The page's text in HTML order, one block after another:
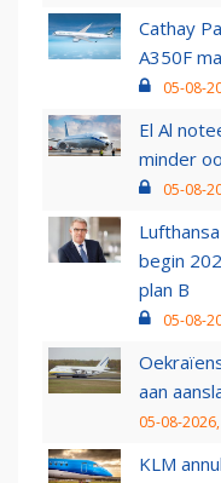
Cathay
A350F
05-08-
El Al
minder
05-08-
begin
plan B
05-08-
aan
05-08-
KLM